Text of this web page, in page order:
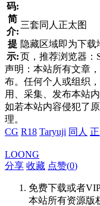
码:
简
介:
三套同人正太图
提
示:
隐藏区域即为下载
页，推荐浏览器：
声明：本站所有文章
布。任何个人或组织
用、采集、发布本站
如若本站内容侵犯了
理。
CG R18 Taryuji 同人
LOONG
分享 收藏 点赞(0)
免费下载或者
本站所有资源版